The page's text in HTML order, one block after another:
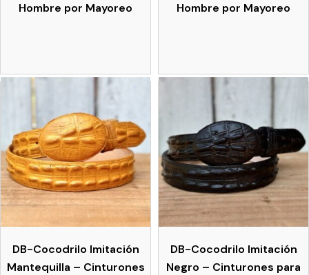
Hombre por Mayoreo
Hombre por Mayoreo
DB-Cocodrilo Imitación
Mantequilla – Cinturones
DB-Cocodrilo Imitación
Negro – Cinturones para